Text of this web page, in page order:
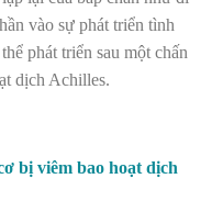
vào sự phát triển tình
phát triển sau một chấn
dịch Achilles.
bị viêm bao hoạt dịch